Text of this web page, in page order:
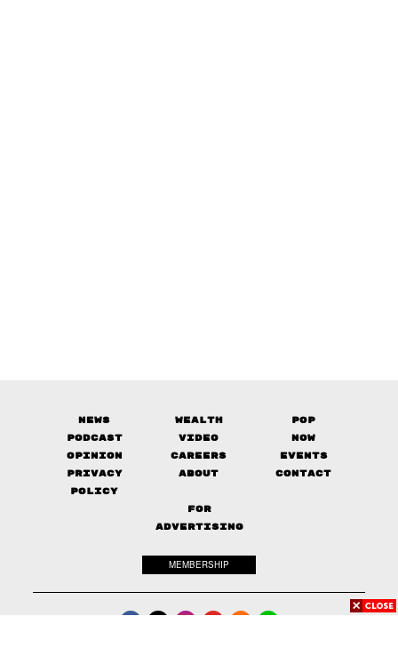
News Wealth
Pop
Podcast
Video
Now
Opinion
Careers
Events
Privacy
Policy
About Contact
FOR
ADVERTISING
MEMBERSHIP